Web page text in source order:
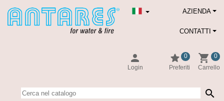
AZIENDA
person
Login
star
0
Preferiti
shopping_cart
0
Carrello
CONTATTI
search